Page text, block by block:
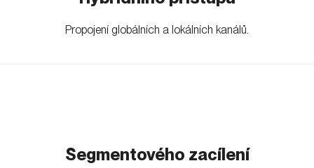
Propojení globálních a lokálních kanálů.
Segmentového zacílení